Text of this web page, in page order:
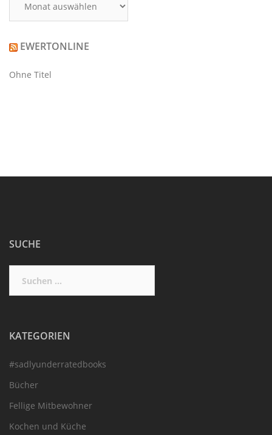
EWERTONLINE
Ohne Titel
SUCHE
nach:
KATEGORIEN
#sadlyunderratedbooks
Bücher
Fellige Mitbewohner
Kochen und Küche